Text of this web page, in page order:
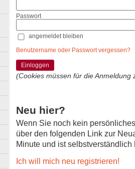
Passwort
angemeldet bleiben
Benutzername oder Passwort vergessen?
Einloggen
(Cookies müssen für die Anmeldung
Neu hier?
Wenn Sie noch kein
über den folgenden Link zur
Minute und ist selbstverständlich
Ich will mich neu registrieren!